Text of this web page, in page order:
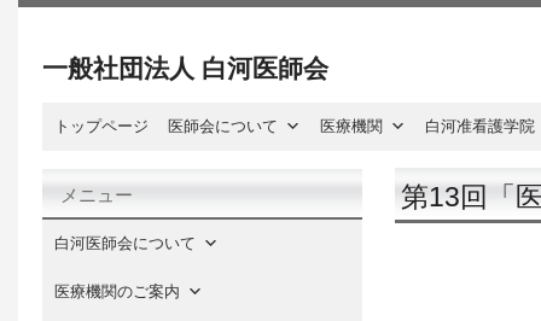
一般社団法人 白河医師会
トップページ 医師会について 医療機関 白河准看護学院
第13回「
メニュー
白河医師会について
医療機関のご案内